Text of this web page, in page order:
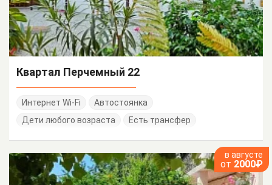
Квартал Перчемный 22
Интернет Wi-Fi
Автостоянка
Дети любого возраста
Есть трансфер
в августе
от 2000₽